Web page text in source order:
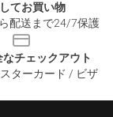
てお買い物
配送まで24/7保護
チェックアウト
ターカード / ビザ